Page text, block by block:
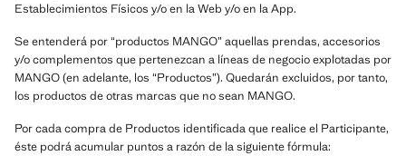
Establecimientos Físicos y/o en la Web y/o en la App.
Se entenderá por “productos MANGO” aquellas prendas, accesorios
y/o complementos que pertenezcan a líneas de negocio explotadas por
MANGO (en adelante, los “Productos”). Quedarán excluidos, por tanto,
los productos de otras marcas que no sean MANGO.
Por cada compra de Productos identificada que realice el Participante,
éste podrá acumular puntos a razón de la siguiente fórmula: